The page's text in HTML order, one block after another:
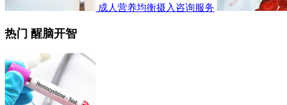
成人营养均衡摄入咨询服务
热门 醒脑开智